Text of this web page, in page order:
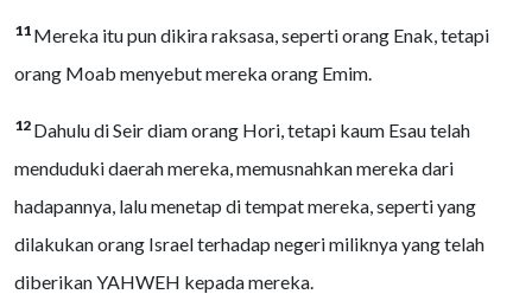
11 Mereka itu pun dikira raksasa, seperti orang Enak, tetapi
orang Moab menyebut mereka orang Emim.
12 Dahulu di Seir diam orang Hori, tetapi kaum Esau telah
menduduki daerah mereka, memusnahkan mereka dari
hadapannya, lalu menetap di tempat mereka, seperti yang
dilakukan orang Israel terhadap negeri miliknya yang telah
diberikan YAHWEH kepada mereka.